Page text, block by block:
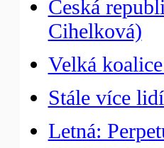
Česká
Cihelková)
Velká
Stále více
Letná: